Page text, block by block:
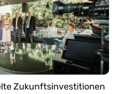
Zukunftsinvestitionen